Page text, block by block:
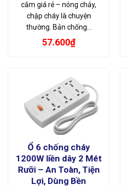
cắm giá rẻ – nóng chảy,
chập cháy là chuyện
thường. Bản chống…
57.600₫
Ổ 6 chống cháy
1200W liền dây 2 Mét
Rưỡi – An Toàn, Tiện
Lợi, Dùng Bền